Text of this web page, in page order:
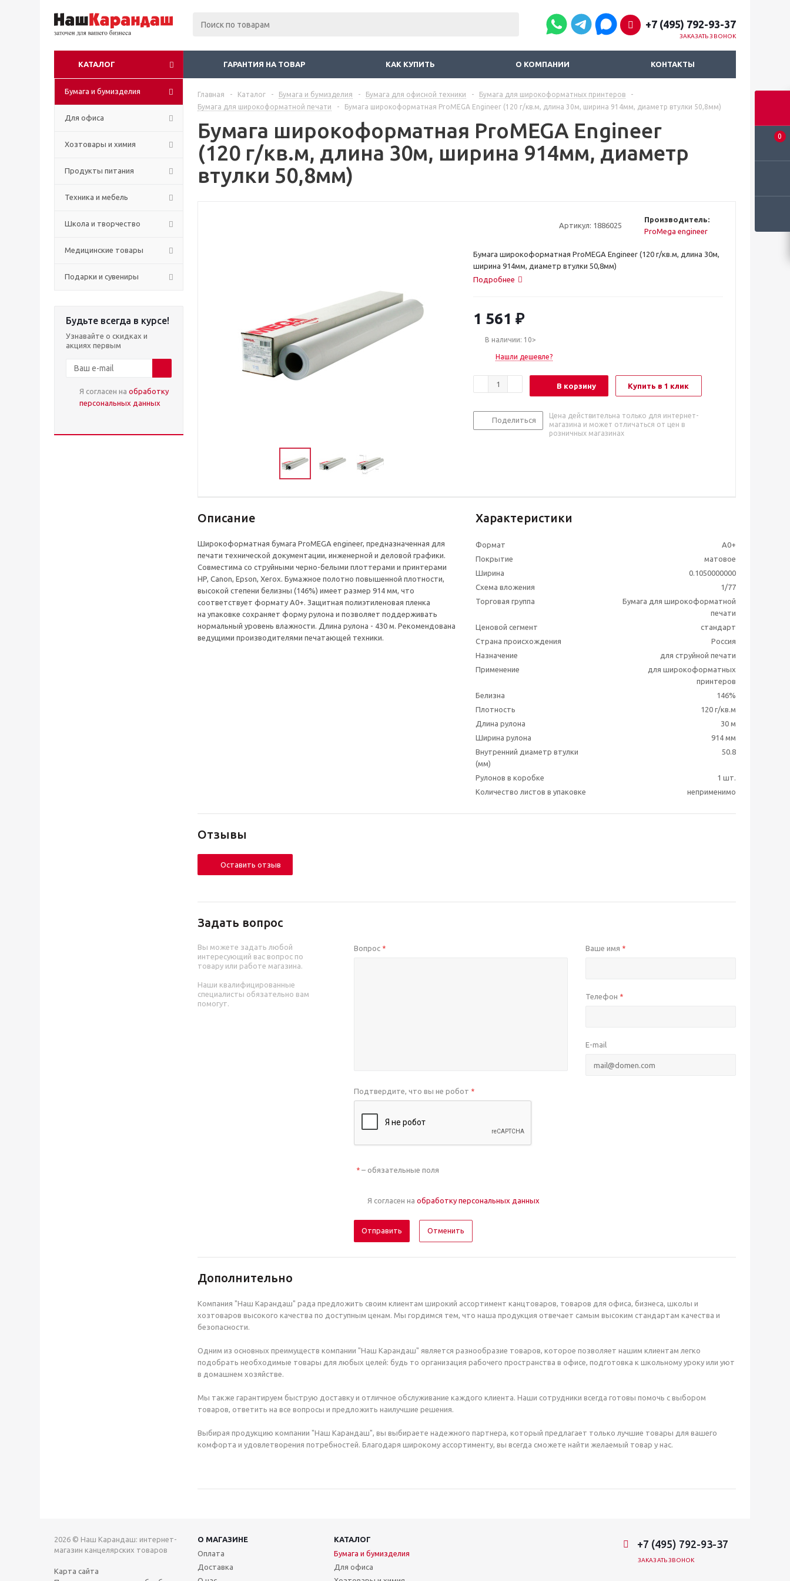
0
+7 (495) 792-93-37
ЗАКАЗАТЬ ЗВОНОК
КАТАЛОГ ГАРАНТИЯ НА ТОВАР КАК КУПИТЬ О КОМПАНИИ КОНТАКТЫ
Бумага и бумизделия
Для офиса
Хозтовары и химия
Продукты питания
Техника и мебель
Школа и творчество
Медицинские товары
Подарки и сувениры
Будьте всегда в курсе!
Узнавайте о скидках и
акциях первым
Я согласен на обработку
персональных данных
Главная - Каталог - Бумага и бумизделия - Бумага для офисной техники - Бумага для широкоформатных принтеров
-
Бумага для широкоформатной печати
- Бумага широкоформатная ProMEGA Engineer (120 г/кв.м, длина 30м, ширина 914мм, диаметр втулки 50,8мм)
Бумага широкоформатная ProMEGA Engineer
(120 г/кв.м, длина 30м, ширина 914мм, диаметр
втулки 50,8мм)
Артикул: 1886025
Производитель:
ProMega engineer
Бумага широкоформатная ProMEGA Engineer (120 г/кв.м, длина 30м,
ширина 914мм, диаметр втулки 50,8мм)
Подробнее
1 561 ₽
В наличии: 10>
Нашли дешевле?
В корзину Купить в 1 клик
Поделиться
Цена действительна только для интернет-
магазина и может отличаться от цен в
розничных магазинах
Описание
Широкоформатная бумага ProMEGA engineer, предназначенная для
печати технической документации, инженерной и деловой графики.
Совместима со струйными черно-белыми плоттерами и принтерами
НP, Сanon, Еpson, Xerox. Бумажное полотно повышенной плотности,
высокой степени белизны (146%) имеет размер 914 мм, что
соответствует формату А0+. Защитная полиэтиленовая пленка
на упаковке сохраняет форму рулона и позволяет поддерживать
нормальный уровень влажности. Длина рулона - 430 м. Рекомендована
ведущими производителями печатающей техники.
Характеристики
Формат
А0+
Покрытие
матовое
Ширина
0.1050000000
Схема вложения
1/77
Торговая группа
Бумага для широкоформатной
печати
Ценовой сегмент
стандарт
Страна происхождения
Россия
Назначение
для струйной печати
Применение
для широкоформатных
принтеров
Белизна
146%
Плотность
120 г/кв.м
Длина рулона
30 м
Ширина рулона
914 мм
Внутренний диаметр втулки
(мм)
50.8
Рулонов в коробке
1 шт.
Количество листов в упаковке
неприменимо
Отзывы
Оставить отзыв
Задать вопрос
Вы можете задать любой
интересующий вас вопрос по
товару или работе магазина.
Наши квалифицированные
специалисты обязательно вам
помогут.
Вопрос * Ваше имя *
Телефон *
E-mail
Подтвердите, что вы не робот *
*– обязательные поля
Я согласен на обработку персональных данных
Отменить
Дополнительно
Компания "Наш Карандаш" рада предложить своим клиентам широкий ассортимент канцтоваров, товаров для офиса, бизнеса, школы и
хозтоваров высокого качества по доступным ценам. Мы гордимся тем, что наша продукция отвечает самым высоким стандартам качества и
безопасности.
Одним из основных преимуществ компании "Наш Карандаш" является разнообразие товаров, которое позволяет нашим клиентам легко
подобрать необходимые товары для любых целей: будь то организация рабочего пространства в офисе, подготовка к школьному уроку или уют
в домашнем хозяйстве.
Мы также гарантируем быструю доставку и отличное обслуживание каждого клиента. Наши сотрудники всегда готовы помочь с выбором
товаров, ответить на все вопросы и предложить наилучшие решения.
Выбирая продукцию компании "Наш Карандаш", вы выбираете надежного партнера, который предлагает только лучшие товары для вашего
комфорта и удовлетворения потребностей. Благодаря широкому ассортименту, вы всегда сможете найти желаемый товар у нас.
2026 © Наш Карандаш: интернет-
магазин канцелярских товаров
Карта сайта
О МАГАЗИНЕ
КАТАЛОГ
Оплата
Доставка
Бумага и бумизделия
Для офиса
+7 (495) 792-93-37
ЗАКАЗАТЬ ЗВОНОК